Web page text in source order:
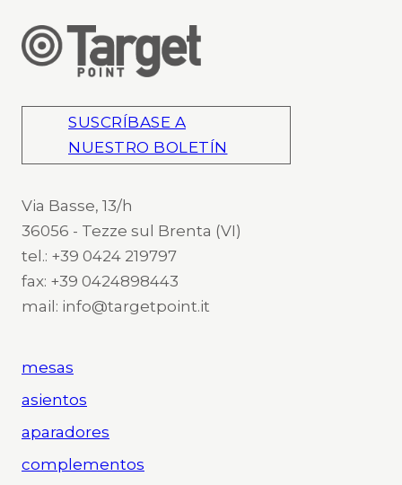
SUSCRÍBASE A
NUESTRO BOLETÍN
Via Basse, 13/h
36056 - Tezze sul Brenta (VI)
tel.: +39 0424 219797
fax: +39 0424898443
mail: info@targetpoint.it
mesas
asientos
aparadores
complementos